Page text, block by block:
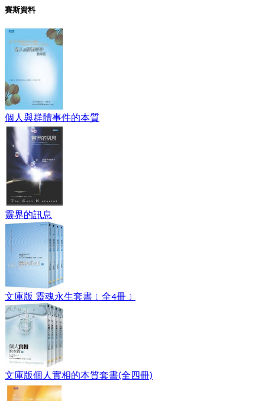
賽斯資料
個人與群體事件的本質
靈界的訊息
文庫版 靈魂永生套書﹝全4冊﹞
文庫版個人實相的本質套書(全四冊)